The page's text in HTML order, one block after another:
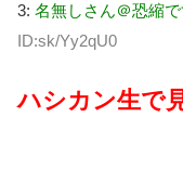
3: 名無しさん＠恐縮で
ID:sk/Yy2qU0
ハシカン生で